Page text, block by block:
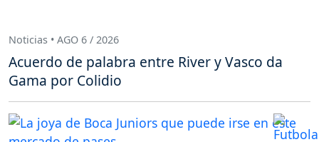
Noticias • AGO 6 / 2026
Acuerdo de palabra entre River y Vasco da
Gama por Colidio